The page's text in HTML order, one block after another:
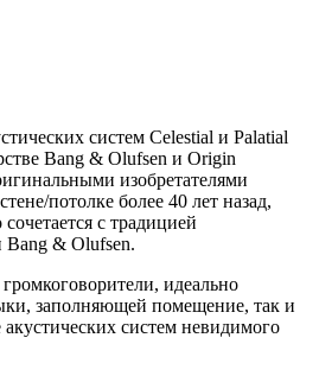
систем Celestial и Palatial
Bang & Olufsen и Origin
изобретателями
потолке более 40 лет назад,
с традицией
Bang & Olufsen.
идеально
заполняющей помещение, так и
акустических систем невидимого